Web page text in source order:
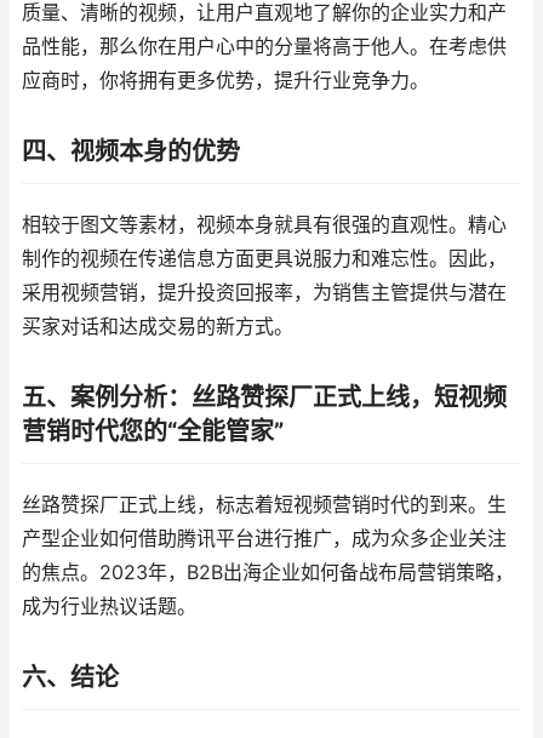
质量、清晰的视频，让用户直观地了解你的企业实力和产
品性能，那么你在用户心中的分量将高于他人。在考虑供
应商时，你将拥有更多优势，提升行业竞争力。
四、视频本身的优势
相较于图文等素材，视频本身就具有很强的直观性。精心
制作的视频在传递信息方面更具说服力和难忘性。因此，
采用视频营销，提升投资回报率，为销售主管提供与潜在
买家对话和达成交易的新方式。
五、案例分析：丝路赞探厂正式上线，短视频
营销时代您的“全能管家”
丝路赞探厂正式上线，标志着短视频营销时代的到来。生
产型企业如何借助腾讯平台进行推广，成为众多企业关注
的焦点。2023年，B2B出海企业如何备战布局营销策略，
成为行业热议话题。
六、结论